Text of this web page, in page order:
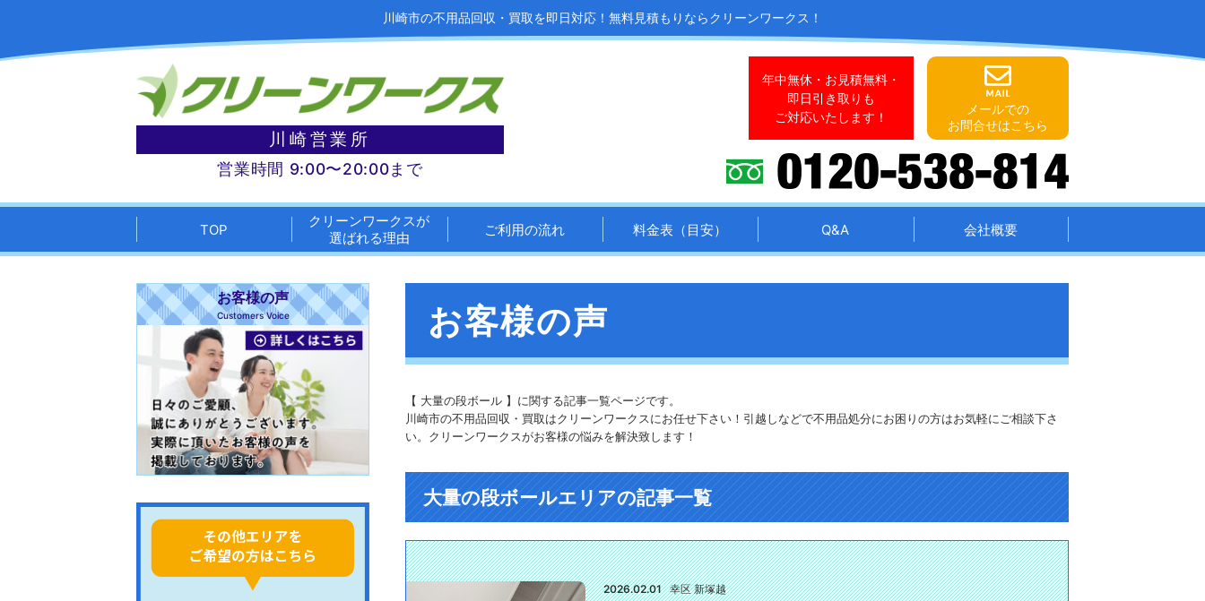
川崎市の不用品回収・買取を即日対応！ 無料見積もりならクリーンワークス！
川崎営業所
営業時間 9:00〜20:00まで
年中無休・お見積無料・
即日引き取りも
ご対応いたします！
メールでの
お問合せはこちら
TOP
クリーンワークスが
選ばれる理由
ご利用の流れ 料金表（目安） Q&A 会社概要
お客様の声
【 大量の段ボール 】に関する記事一覧ページです。
川崎市の不用品回収・買取はクリーンワークスにお任せ下さい！引越しなどで不用品処分にお困りの方はお気軽にご相談下さ
い。クリーンワークスがお客様の悩みを解決致します！
大量の段ボールエリアの記事一覧
2026.02.01 幸区 新塚越
お客様の声
Customers Voice